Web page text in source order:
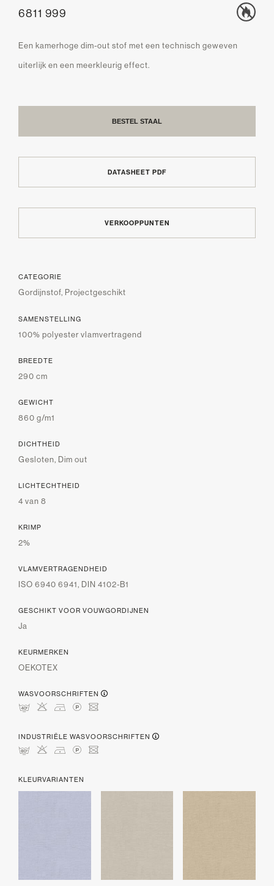
6811 999
Een kamerhoge dim-out stof met een technisch geweven
uiterlijk en een meerkleurig effect.
BESTEL STAAL
DATASHEET PDF
VERKOOPPUNTEN
CATEGORIE
Gordijnstof, Projectgeschikt
SAMENSTELLING
100% polyester vlamvertragend
BREEDTE
290 cm
GEWICHT
860 g/m1
DICHTHEID
Gesloten, Dim out
LICHTECHTHEID
4 van 8
KRIMP
2%
VLAMVERTRAGENDHEID
ISO 6940 6941, DIN 4102-B1
GESCHIKT VOOR VOUWGORDIJNEN
Ja
KEURMERKEN
OEKOTEX
WASVOORSCHRIFTEN
nHDLU
INDUSTRIËLE WASVOORSCHRIFTEN
pHDLU
KLEURVARIANTEN